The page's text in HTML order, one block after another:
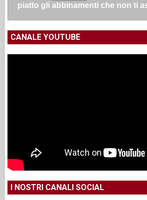
piatto gli abbinamenti che non ti
CANALE YOUTUBE
I NOSTRI CANALI SOCIAL